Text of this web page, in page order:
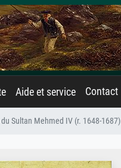
Aide et service Contact
Sultan Mehmed IV (r. 1648-1687)